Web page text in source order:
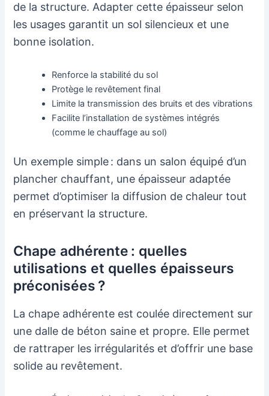
de la structure. Adapter cette épaisseur selon
les usages garantit un sol silencieux et une
bonne isolation.
Renforce la stabilité du sol
Protège le revêtement final
Limite la transmission des bruits et des vibrations
Facilite l’installation de systèmes intégrés
(comme le chauffage au sol)
Un exemple simple : dans un salon équipé d’un
plancher chauffant, une épaisseur adaptée
permet d’optimiser la diffusion de chaleur tout
en préservant la structure.
Chape adhérente : quelles
utilisations et quelles épaisseurs
préconisées ?
La chape adhérente est coulée directement sur
une dalle de béton saine et propre. Elle permet
de rattraper les irrégularités et d’offrir une base
solide au revêtement.